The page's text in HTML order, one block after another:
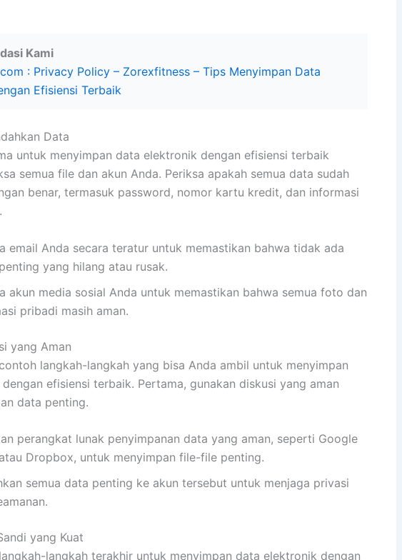
Kami
: Privacy Policy – Zorexfitness – Tips Menyimpan Data
Efisiensi Terbaik
Data
untuk menyimpan data elektronik dengan efisiensi terbaik
semua file dan akun Anda. Periksa apakah semua data sudah
benar, termasuk password, nomor kartu kredit, dan informasi
email Anda secara teratur untuk memastikan bahwa tidak ada
yang hilang atau rusak.
akun media sosial Anda untuk memastikan bahwa semua foto dan
pribadi masih aman.
yang Aman
langkah-langkah yang bisa Anda ambil untuk menyimpan
efisiensi terbaik. Pertama, gunakan diskusi yang aman
data penting.
perangkat lunak penyimpanan data yang aman, seperti Google
Dropbox, untuk menyimpan file-file penting.
semua data penting ke akun tersebut untuk menjaga privasi
yang Kuat
langkah terakhir untuk menyimpan data elektronik dengan